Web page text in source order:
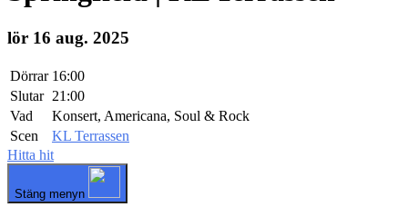
lör 16 aug. 2025
Dörrar 16:00
Slutar 21:00
Vad
Konsert, Americana, Soul & Rock
Scen
KL Terrassen
Hitta hit
Stäng menyn